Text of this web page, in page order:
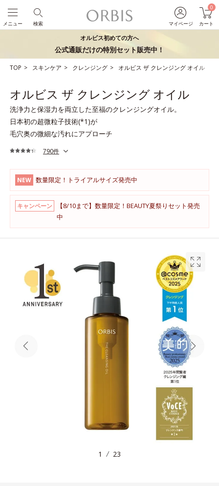
マイページ
0
カート
検索
メニュー
オルビス初めての方へ
公式通販だけの特別セット販売中！
TOP スキンケア クレンジング オルビス ザ クレンジング オイル
オルビス ザ クレンジング オイル
洗浄力と保湿力を両立した至福のクレンジングオイル。
日本初の超微粒子技術(*1)が
毛穴奥の微細な汚れにアプローチ
790件
NEW 数量限定！トライアルサイズ発売中
キャンペーン
【8/10まで】数量限定！BEAUTY夏祭りセット発売
中
1 23